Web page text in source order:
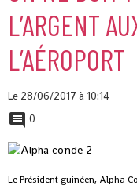
L’ARGENT
L’AÉROPORT
Le 28/06/2017 à 10:14
0
Le Président guinéen, Alpha